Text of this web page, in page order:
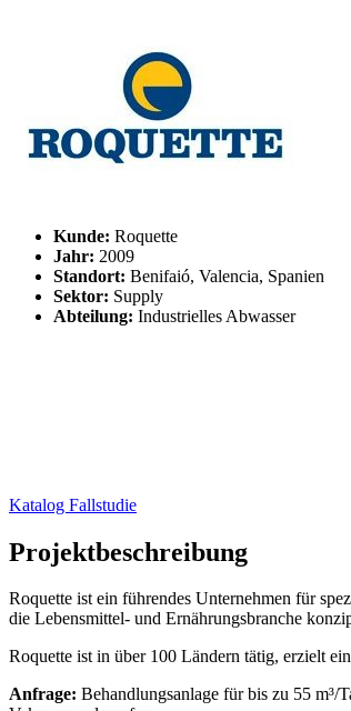
Kunde: Roquette
Jahr: 2009
Standort: Benifaió, Valencia, Spanien
Sektor: Supply
Abteilung: Industrielles Abwasser
Katalog Fallstudie
Projektbeschreibung
Roquette ist ein führendes Unternehmen für
die Lebensmittel- und Ernährungsbranche
Roquette ist in über 100 Ländern tätig, erzielt
Anfrage: Behandlungsanlage für bis zu 55 m³/